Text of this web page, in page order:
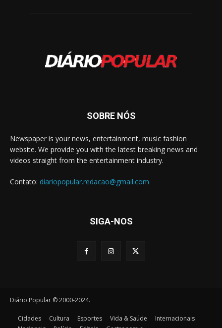
SOBRE NÓS
Newspaper is your news, entertainment, music fashion
website. We provide you with the latest breaking news and
videos straight from the entertainment industry.
Contato: diariopopular.redacao@gmail.com
SIGA-NOS
Diário Popular © 2000-2024.
Cidades Cultura Esportes Vida & Saúde
Internacionais